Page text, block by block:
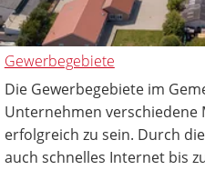
Gewerbegebiete
Die Gewerbegebiete im
Unternehmen
erfolgreich zu sein. Durch
auch schnelles Internet bis